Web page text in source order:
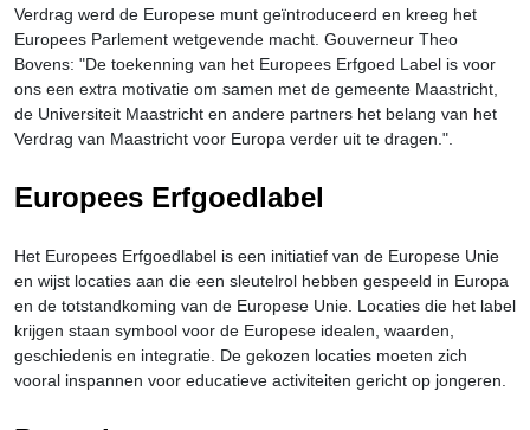
Verdrag werd de Europese munt geïntroduceerd en kreeg het
Europees Parlement wetgevende macht. Gouverneur Theo
Bovens: "De toekenning van het Europees Erfgoed Label is voor
ons een extra motivatie om samen met de gemeente Maastricht,
de Universiteit Maastricht en andere partners het belang van het
Verdrag van Maastricht voor Europa verder uit te dragen.".
Europees Erfgoedlabel
Het Europees Erfgoedlabel is een initiatief van de Europese Unie
en wijst locaties aan die een sleutelrol hebben gespeeld in Europa
en de totstandkoming van de Europese Unie. Locaties die het label
krijgen staan symbool voor de Europese idealen, waarden,
geschiedenis en integratie. De gekozen locaties moeten zich
vooral inspannen voor educatieve activiteiten gericht op jongeren.